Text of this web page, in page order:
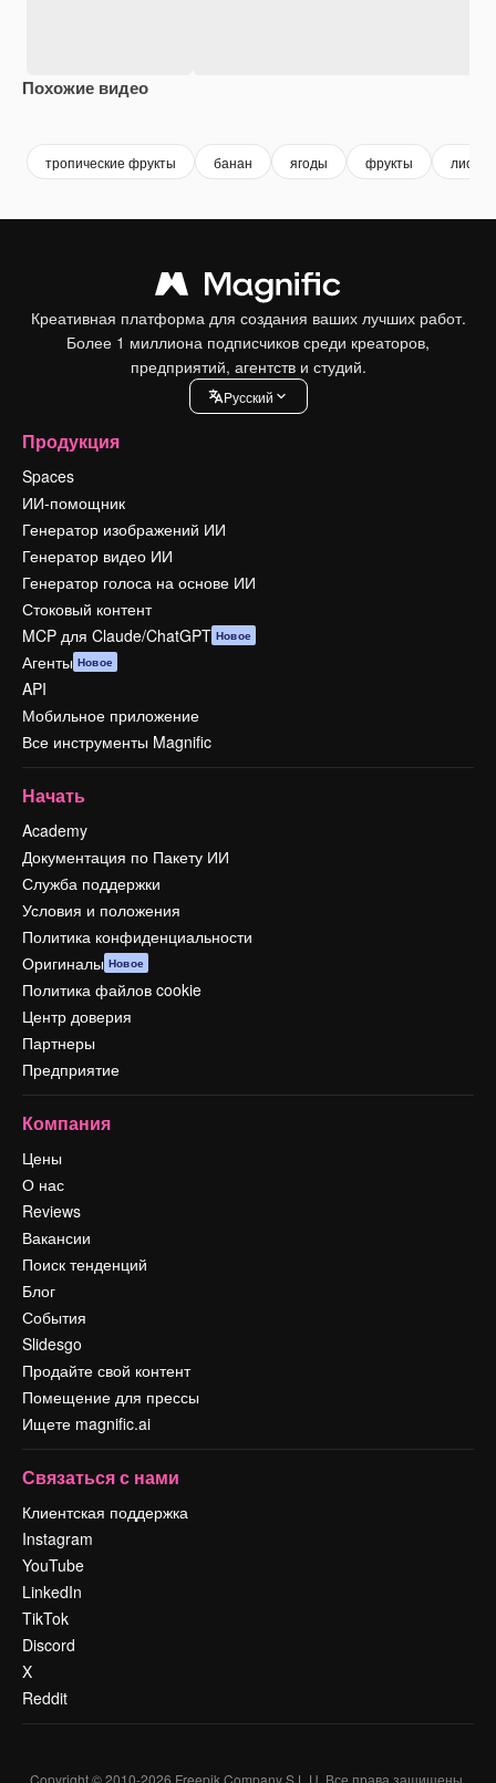
Похожие видео
тропические фрукты банан ягоды фрукты
Креативная платформа для создания ваших лучших работ.
Более 1 миллиона подписчиков среди креаторов,
предприятий, агентств и студий.
Pусский
Продукция
Spaces
ИИ-помощник
Генератор изображений ИИ
Генератор видео ИИ
Генератор голоса на основе ИИ
Стоковый контент
MCP для Claude/ChatGPT Новое
Агенты Новое
API
Мобильное приложение
Все инструменты Magnific
Начать
Academy
Документация по Пакету ИИ
Служба поддержки
Условия и положения
Политика конфиденциальности
Оригиналы Новое
Политика файлов cookie
Центр доверия
Партнеры
Предприятие
Компания
Цены
О нас
Reviews
Вакансии
Поиск тенденций
Блог
События
Slidesgo
Продайте свой контент
Помещение для прессы
Ищете magnific.ai
Связаться с нами
Клиентская поддержка
Instagram
YouTube
LinkedIn
TikTok
Discord
X
Reddit
Copyright © 2010-2026 Freepik Company S.L.U. Все права защищены